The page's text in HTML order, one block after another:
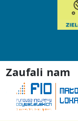
Zaufali nam